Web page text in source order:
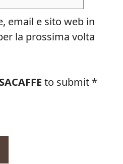
email e sito web in
la prossima volta
to submit *